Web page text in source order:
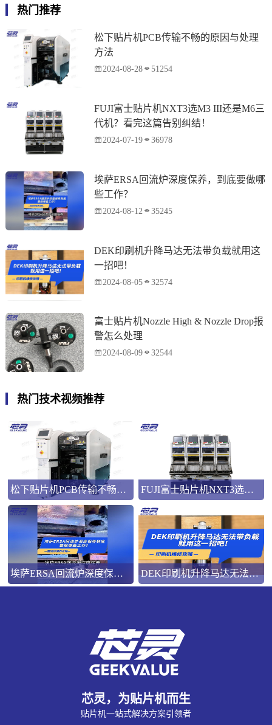
热门推荐
松下贴片机PCB传输不畅的原因与处理
方法
2024-08-28 51254
FUJI富士贴片机NXT3选M3 III还是M6三
代机？看完这篇告别纠结！
2024-07-19 36978
埃萨ERSA回流炉深度保养，到底要做哪
些工作？
2024-08-12 35245
DEK印刷机升降马达无法带负载就用这
一招吧！
2024-08-05 32574
富士贴片机Nozzle High & Nozzle Drop报
警怎么处理
2024-08-09 32544
热门技术视频推荐
松下贴片机PCB传输不畅的原因与处理方法 FUJI富士贴片机NXT3选M3 III还是M6三代机？看完这篇告别纠结！
埃萨ERSA回流炉深度保养，到底要做哪些工作？ DEK印刷机升降马达无法带负载就用这一招吧！
芯灵，为贴片机而生
贴片机一站式解决方案引领者